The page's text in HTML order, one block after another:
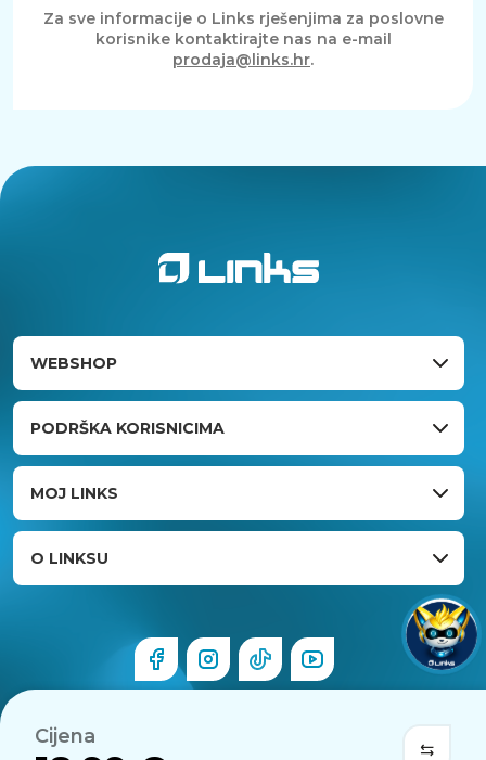
Cijena
Za sve informacije o Links rješenjima za poslovne
korisnike kontaktirajte nas na e-mail
prodaja@links.hr.
WEBSHOP
PODRŠKA KORISNICIMA
MOJ LINKS
O LINKSU